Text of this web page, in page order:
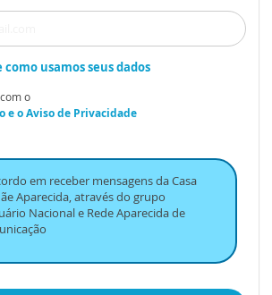
como usamos seus dados
o
e oAviso de Privacidade
em receber mensagens da Casa
Aparecida, através do grupo
Nacional e Rede Aparecida de